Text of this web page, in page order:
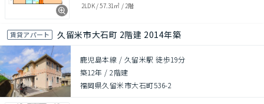
2LDK/57.31㎡ / 2階
賃貸アパート 久留米市大石町 2階建 2014年築
鹿児島本線 / 久留米駅 徒歩19分
築12年 /2階建
福岡県久留米市大石町536-2